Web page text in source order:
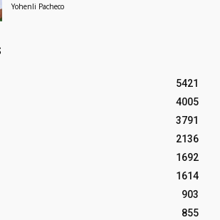
Yohenli Pacheco
5421
4005
3791
2136
1692
1614
903
855